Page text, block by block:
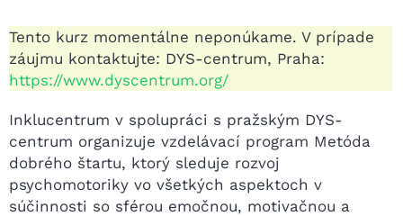
Tento kurz momentálne neponúkame. V prípade
záujmu kontaktujte: DYS-centrum, Praha:
https://www.dyscentrum.org/
Inklucentrum v spolupráci s pražským DYS-
centrum organizuje vzdelávací program Metóda
dobrého štartu, ktorý sleduje rozvoj
psychomotoriky vo všetkých aspektoch v
súčinnosti so sférou emočnou, motivačnou a